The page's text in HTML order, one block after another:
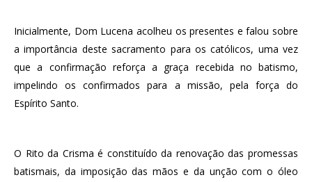
Inicialmente, Dom Lucena acolheu os presentes e falou sobre
a importância deste sacramento para os católicos, uma vez
que a confirmação reforça a graça recebida no batismo,
impelindo os confirmados para a missão, pela força do
Espírito Santo.
O Rito da Crisma é constituído da renovação das promessas
batismais, da imposição das mãos e da unção com o óleo